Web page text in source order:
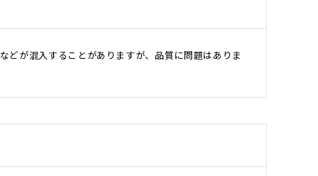
どが混入することがありますが、品質に問題はありま